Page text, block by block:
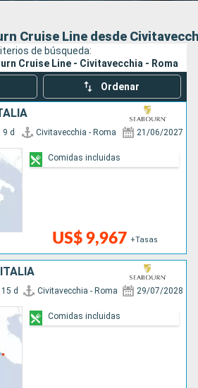
Buscar
Cruise Line desde
de búsqueda:
Cruise Line - Civitavecchia - Roma
Ordenar
9 d Civitavecchia - Roma 21/06/2027
US$ 9,967 +Tasas
Comidas incluidas
15 d Civitavecchia - Roma 29/07/2028
Comidas incluidas